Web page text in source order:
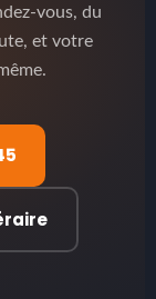
vous, du
et votre